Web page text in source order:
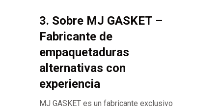
3. Sobre MJ GASKET –
Fabricante de
empaquetaduras
alternativas con
experiencia
MJ GASKET es un fabricante exclusivo